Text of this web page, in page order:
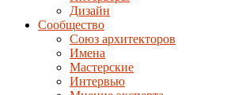
Дизайн
Сообщество
Союз архитекторов
Имена
Мастерские
Интервью